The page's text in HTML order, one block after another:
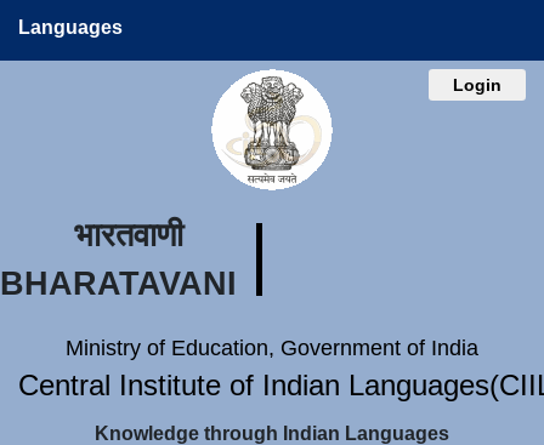
Languages
Login
भारतवाणी
BHARATAVANI
Ministry of Education, Government of India
Central Institute of Indian
Knowledge through Indian Languages